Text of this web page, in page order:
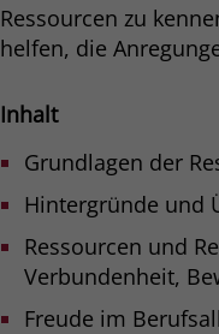
Ressourcen zu
helfen, die
Inhalt
Grundlagen der
Hintergründe und
Ressourcen und
Verbundenheit,
Freude im